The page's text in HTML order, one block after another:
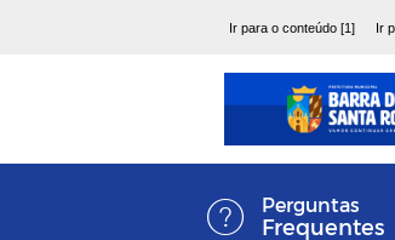
Ir para o conteúdo [1] Ir
Perguntas
Frequentes